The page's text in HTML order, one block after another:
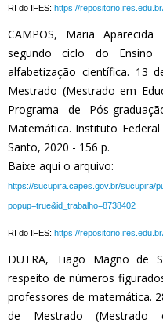
RI do IFES: https://
CAMPOS, Maria
segundo ciclo do Ensino
alfabetização científica. 13
Mestrado (Mestrado em
Programa de Pós-
Matemática. Instituto
Santo, 2020 - 156 p.
Baixe aqui o arquivo:
https://sucupira.capes.gov.br/sucupira/
popup=true&id_trabalho=8738402
RI do IFES: https://
DUTRA, Tiago Magno de
respeito de números
professores de matemática.
de Mestrado (Mestrado